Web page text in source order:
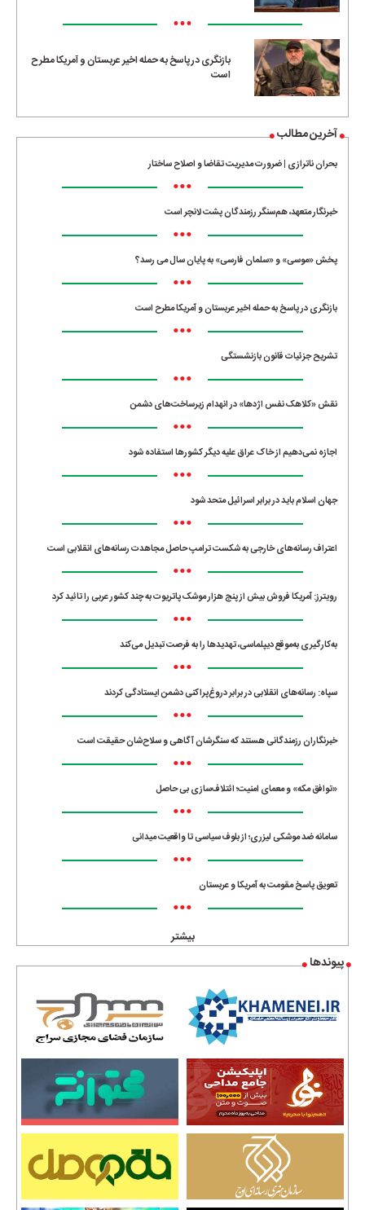
•••
بازنگری در پاسخ به حمله اخیر عربستان و آمریکا مطرح
است
آخرین مطالب
بحران ناترازی | ضرورت مدیریت تقاضا و اصلاح ساختار
•••
خبرنگار متعهد، هم‌سنگر رزمندگان پشت لانچر است
•••
پخش «موسی» و «سلمان فارسی» به پایان سال می رسد؟
•••
بازنگری در پاسخ به حمله اخیر عربستان و آمریکا مطرح است
•••
تشریح جزئیات قانون بازنشستگی
•••
نقش «کلاهک نفس اژدها» در انهدام زیرساخت‌های دشمن
•••
اجازه نمی‌دهیم از خاک عراق علیه دیگر کشورها استفاده شود
•••
جهان اسلام باید در برابر اسرائیل متحد شود
•••
اعتراف رسانه‌های خارجی به شکست ترامپ حاصل مجاهدت رسانه‌های انقلابی است
•••
رویترز: آمریکا فروش بیش از پنج هزار موشک پاتریوت به چند کشور عربی را تائید کرد
•••
به‌کارگیری به‌موقع دیپلماسی، تهدیدها را به فرصت تبدیل می‌کند
•••
سپاه: رسانه‌های انقلابی در برابر دروغ‌پراکنی دشمن ایستادگی کردند
•••
خبرنگاران رزمندگانی هستند که سنگرشان آگاهی و سلاح‌شان حقیقت است
•••
«توافق مکه» و معمای امنیت؛ ائتلاف‌سازی بی حاصل
•••
سامانه ضد موشکی لیزری؛ از بلوف سیاسی تا واقعیت میدانی
•••
تعویق پاسخ مقومت به آمریکا و عربستان
•••
بیشتر
پیوندها